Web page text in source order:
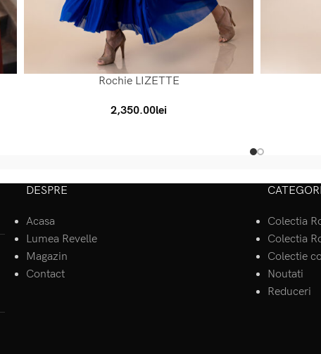
Rochie LIZETTE
2,350.00lei
DESPRE
Acasa
Lumea Revelle
Magazin
Contact
Colectia
Colectia
Colectie
Noutati
Reduceri